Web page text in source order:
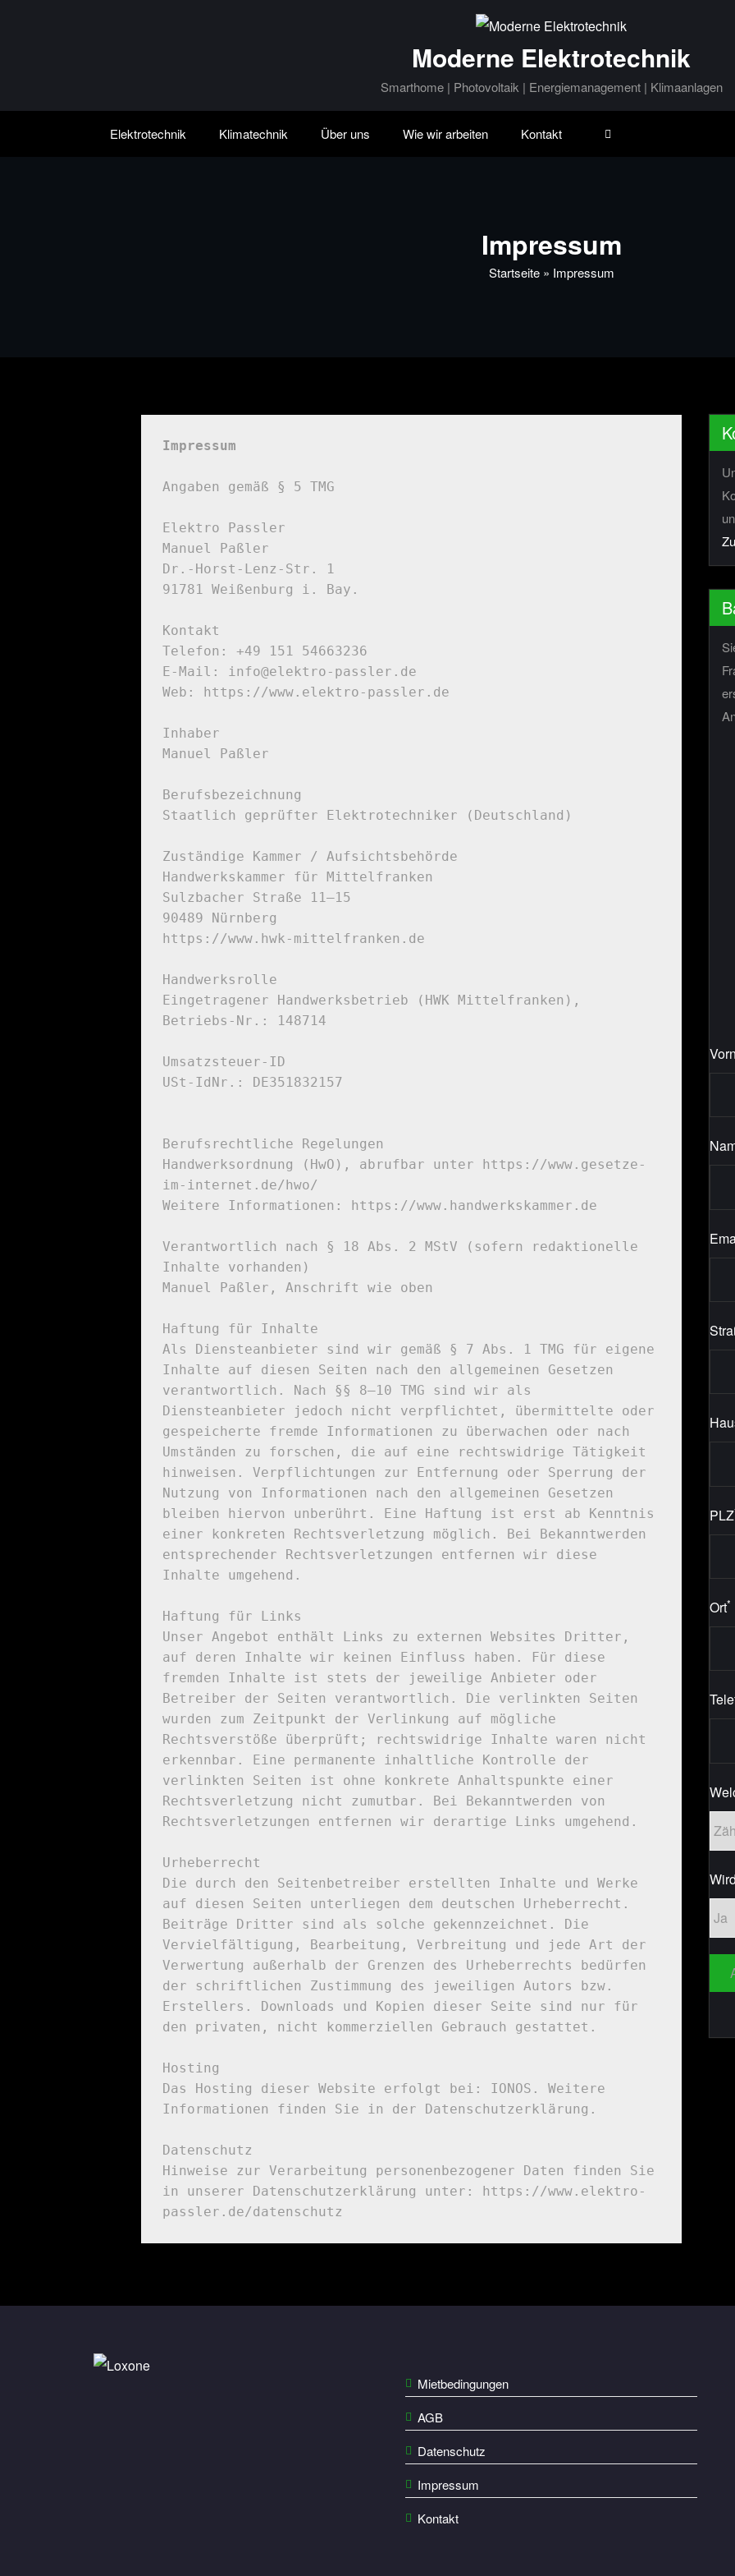
Moderne Elektrotechnik
Smarthome | Photovoltaik | Energiemanagement | Klimaanlagen
Elektrotechnik Klimatechnik Über uns Wie wir arbeiten Kontakt
Impressum
Startseite» Impressum
Impressum
Angaben gemäß § 5 TMG
Elektro Passler
Manuel Paßler
Dr.-Horst-Lenz-Str. 1
91781 Weißenburg i. Bay.
Kontakt
Telefon: +49 151 54663236
E-Mail: info@elektro-passler.de
Web: https://www.elektro-passler.de
Inhaber
Manuel Paßler
Berufsbezeichnung
Staatlich geprüfter Elektrotechniker (Deutschland)
Zuständige Kammer / Aufsichtsbehörde
Handwerkskammer für Mittelfranken
Sulzbacher Straße 11–15
90489 Nürnberg
https://www.hwk-mittelfranken.de
Handwerksrolle
Eingetragener Handwerksbetrieb (HWK Mittelfranken),
Betriebs-Nr.: 148714
Umsatzsteuer-ID
USt-IdNr.: DE351832157
Berufsrechtliche Regelungen
Handwerksordnung (HwO), abrufbar unter https://www.gesetze-
im-internet.de/hwo/
Weitere Informationen: https://www.handwerkskammer.de
Verantwortlich nach § 18 Abs. 2 MStV (sofern redaktionelle
Inhalte vorhanden)
Manuel Paßler, Anschrift wie oben
Haftung für Inhalte
Als Diensteanbieter sind wir gemäß § 7 Abs. 1 TMG für eigene
Inhalte auf diesen Seiten nach den allgemeinen Gesetzen
verantwortlich. Nach §§ 8–10 TMG sind wir als
Diensteanbieter jedoch nicht verpflichtet, übermittelte oder
gespeicherte fremde Informationen zu überwachen oder nach
Umständen zu forschen, die auf eine rechtswidrige Tätigkeit
hinweisen. Verpflichtungen zur Entfernung oder Sperrung der
Nutzung von Informationen nach den allgemeinen Gesetzen
bleiben hiervon unberührt. Eine Haftung ist erst ab Kenntnis
einer konkreten Rechtsverletzung möglich. Bei Bekanntwerden
entsprechender Rechtsverletzungen entfernen wir diese
Inhalte umgehend.
Haftung für Links
Unser Angebot enthält Links zu externen Websites Dritter,
auf deren Inhalte wir keinen Einfluss haben. Für diese
fremden Inhalte ist stets der jeweilige Anbieter oder
Betreiber der Seiten verantwortlich. Die verlinkten Seiten
wurden zum Zeitpunkt der Verlinkung auf mögliche
Rechtsverstöße überprüft; rechtswidrige Inhalte waren nicht
erkennbar. Eine permanente inhaltliche Kontrolle der
verlinkten Seiten ist ohne konkrete Anhaltspunkte einer
Rechtsverletzung nicht zumutbar. Bei Bekanntwerden von
Rechtsverletzungen entfernen wir derartige Links umgehend.
Urheberrecht
Die durch den Seitenbetreiber erstellten Inhalte und Werke
auf diesen Seiten unterliegen dem deutschen Urheberrecht.
Beiträge Dritter sind als solche gekennzeichnet. Die
Vervielfältigung, Bearbeitung, Verbreitung und jede Art der
Verwertung außerhalb der Grenzen des Urheberrechts bedürfen
der schriftlichen Zustimmung des jeweiligen Autors bzw.
Erstellers. Downloads und Kopien dieser Seite sind nur für
den privaten, nicht kommerziellen Gebrauch gestattet.
Hosting
Das Hosting dieser Website erfolgt bei: IONOS. Weitere
Informationen finden Sie in der Datenschutzerklärung.
Datenschutz
Hinweise zur Verarbeitung personenbezogener Daten finden Sie
in unserer Datenschutzerklärung unter: https://www.elektro-
passler.de/datenschutz
PLZ
Ort*
Mietbedingungen
AGB
Datenschutz
Impressum
Kontakt